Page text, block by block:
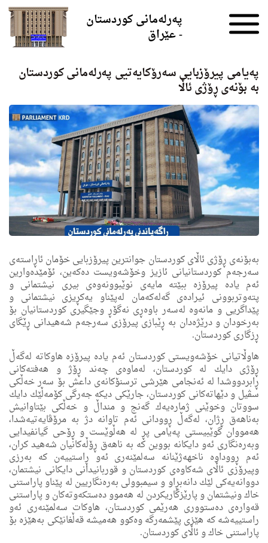
پەرلەمانی کوردستان
- عێراق
پەیامی پیرۆزبایی سەرۆکایەتیی پەرلەمانی کوردستان
بە بۆنەی ڕۆژی ئاڵا
به‌بۆنه‌ی ڕۆژی ئاڵای كوردستان جوانترین پیرۆزبایی خۆمان ئاڕاسته‌ی
سه‌رجه‌م كوردستانیانی ئازیز وخۆشه‌ویست ده‌كه‌ین، ئۆمێده‌وارین
ئه‌م یاده‌ پیرۆزه‌ ببێته‌ مایه‌ی نوێبوونه‌وه‌ی بیری نیشتمانی و
پته‌وتربوونی ئیراده‌ی گه‌له‌كه‌مان له‌پێناو یه‌كڕیزی نیشتمانی و
پێداگریی و مانه‌وه‌ له‌سه‌ر باوه‌ڕی نه‌گۆڕ وجێگیری كوردستانیان بۆ
به‌رخودان و درێژه‌دان به‌ ڕێبازی پیرۆزی سه‌رجه‌م شه‌هیدانی ڕێگای
ڕزگاری كوردستان.
هاوڵاتیانی خۆشه‌ویستی كوردستان ئه‌م یاده‌ پیرۆزه‌ هاوكاته‌ له‌گه‌ڵ
ڕۆژی دایك له‌ كوردستان، له‌ماوه‌ی چه‌ند ڕۆژ و هه‌فته‌كانی
ڕابردووشدا له‌ ئه‌نجامی هێرشی ترسنۆكانه‌ی داعش بۆ سه‌ر خه‌ڵكی
سڤیل و دێهاته‌كانی كوردستان، جارێكی دیكه‌ جه‌رگی كۆمه‌ڵێك دایك
سووتان وخوێنی ژماره‌یه‌ك گه‌نج و منداڵ و خه‌ڵكی بێتاوانیش
به‌ناهه‌ق ڕژان، له‌گه‌ڵ ڕوودانی ئه‌م تاوانه‌ دژ به‌ مرۆڤایه‌تیه‌شدا،
هه‌مووان گوێبیستی په‌یامی پڕ له‌ هه‌ڵوێست و ڕۆحی گیانفیدایی
وبه‌ره‌نگاری ئه‌و دایكانه‌ بووین كه‌ به‌ ناهه‌ق ڕۆڵه‌كانیان شه‌هید كران،
ئه‌م ڕووداوه‌ ناخهه‌ژێنانه‌ سه‌لمێنه‌ری ئه‌و ڕاستییه‌ن كه‌ به‌رزی
وپیرۆزی ئاڵای شه‌كاوه‌ی كوردستان و قوربانیدانی دایكانی نیشتمان،
دووانه‌یه‌كی لێك دانه‌بڕاو و سیمبوولی به‌ره‌نگاریین له‌ پێناو پاراستنی
خاك ونیشتمان و پارێزگاریكردن له‌ هه‌موو ده‌ستكه‌وته‌كان و پاراستنی
قه‌واره‌ی ده‌ستووری هه‌رێمی كوردستان، هاوکات سەلمێنەری ئەو
راستییەشە کە هێزی پێشمەرگە وەکوو هەمیشە قەڵغانێکی بە‌هێزە بۆ
پاراستنی خاك و ئاڵای کوردستان.